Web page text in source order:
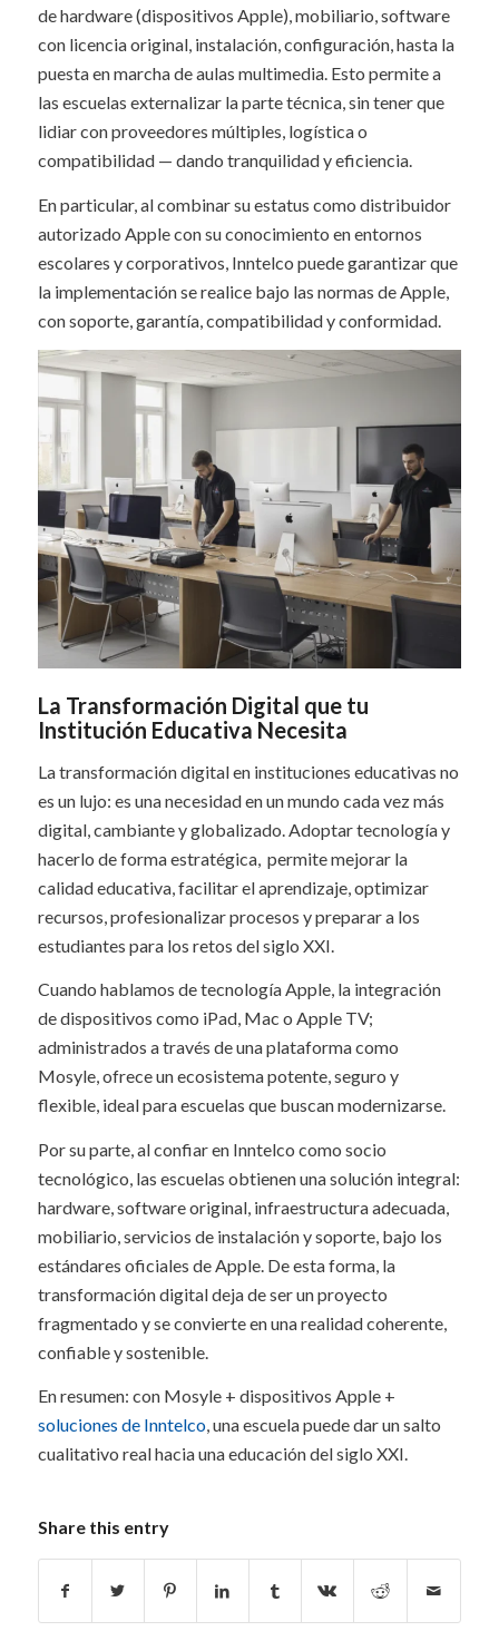
de hardware (dispositivos Apple), mobiliario, software
con licencia original, instalación, configuración, hasta la
puesta en marcha de aulas multimedia. Esto permite a
las escuelas externalizar la parte técnica, sin tener que
lidiar con proveedores múltiples, logística o
compatibilidad — dando tranquilidad y eficiencia.
En particular, al combinar su estatus como distribuidor
autorizado Apple con su conocimiento en entornos
escolares y corporativos, Inntelco puede garantizar que
la implementación se realice bajo las normas de Apple,
con soporte, garantía, compatibilidad y conformidad.
La Transformación Digital que tu
Institución Educativa Necesita
La transformación digital en instituciones educativas no
es un lujo: es una necesidad en un mundo cada vez más
digital, cambiante y globalizado. Adoptar tecnología y
hacerlo de forma estratégica, permite mejorar la
calidad educativa, facilitar el aprendizaje, optimizar
recursos, profesionalizar procesos y preparar a los
estudiantes para los retos del siglo XXI.
Cuando hablamos de tecnología Apple, la integración
de dispositivos como iPad, Mac o Apple TV;
administrados a través de una plataforma como
Mosyle, ofrece un ecosistema potente, seguro y
flexible, ideal para escuelas que buscan modernizarse.
Por su parte, al confiar en Inntelco como socio
tecnológico, las escuelas obtienen una solución integral:
hardware, software original, infraestructura adecuada,
mobiliario, servicios de instalación y soporte, bajo los
estándares oficiales de Apple. De esta forma, la
transformación digital deja de ser un proyecto
fragmentado y se convierte en una realidad coherente,
confiable y sostenible.
En resumen: con Mosyle + dispositivos Apple +
soluciones de Inntelco, una escuela puede dar un salto
cualitativo real hacia una educación del siglo XXI.
Share this entry